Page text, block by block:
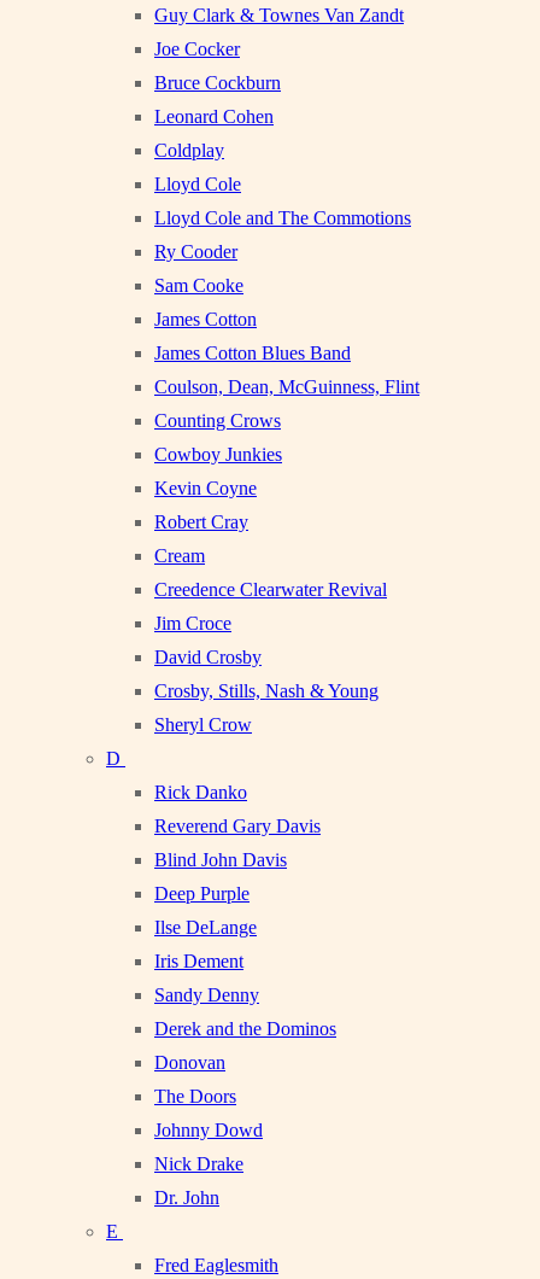
Guy Clark & Townes Van Zandt
Joe Cocker
Bruce Cockburn
Leonard Cohen
Coldplay
Lloyd Cole
Lloyd Cole and The Commotions
Ry Cooder
Sam Cooke
James Cotton
James Cotton Blues Band
Coulson, Dean, McGuinness, Flint
Counting Crows
Cowboy Junkies
Kevin Coyne
Robert Cray
Cream
Creedence Clearwater Revival
Jim Croce
David Crosby
Crosby, Stills, Nash & Young
Sheryl Crow
D
Rick Danko
Reverend Gary Davis
Blind John Davis
Deep Purple
Ilse DeLange
Iris Dement
Sandy Denny
Derek and the Dominos
Donovan
The Doors
Johnny Dowd
Nick Drake
Dr. John
E
Fred Eaglesmith